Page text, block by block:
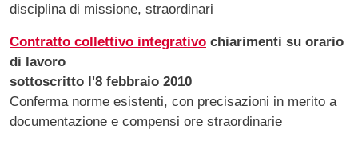
disciplina di missione, straordinari
Contratto collettivo integrativo chiarimenti su orario
di lavoro
sottoscritto l'8 febbraio 2010
Conferma norme esistenti, con precisazioni in merito a
documentazione e compensi ore straordinarie